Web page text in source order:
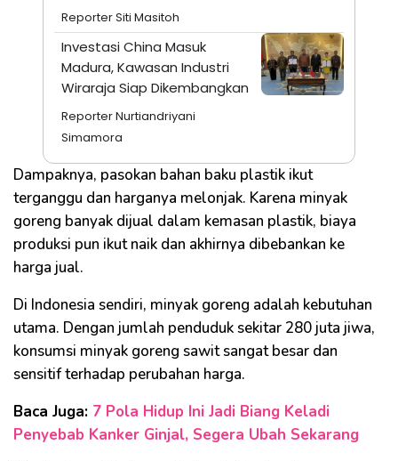
Reporter Siti Masitoh
Investasi China Masuk
Madura, Kawasan Industri
Wiraraja Siap Dikembangkan
Reporter Nurtiandriyani
Simamora
Dampaknya, pasokan bahan baku plastik ikut
terganggu dan harganya melonjak. Karena minyak
goreng banyak dijual dalam kemasan plastik, biaya
produksi pun ikut naik dan akhirnya dibebankan ke
harga jual.
Di Indonesia sendiri, minyak goreng adalah kebutuhan
utama. Dengan jumlah penduduk sekitar 280 juta jiwa,
konsumsi minyak goreng sawit sangat besar dan
sensitif terhadap perubahan harga.
Baca Juga: 7 Pola Hidup Ini Jadi Biang Keladi
Penyebab Kanker Ginjal, Segera Ubah Sekarang